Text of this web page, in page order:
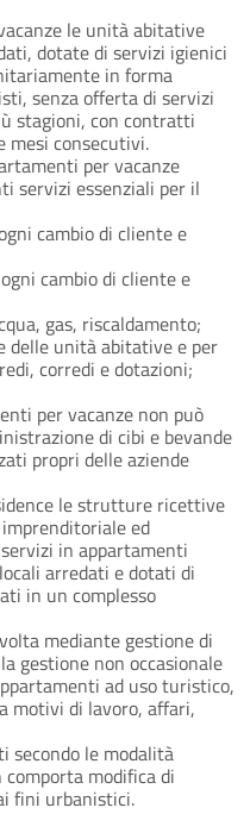
le unità abitative
dotate di servizi igienici
in forma
senza offerta di servizi
stagioni, con contratti
mesi consecutivi.
per vacanze
servizi essenziali per il
cambio di cliente e
cambio di cliente e
gas, riscaldamento;
delle unità abitative e per
corredi e dotazioni;
per vacanze non può
di cibi e bevande
propri delle aziende
le strutture ricettive
ed
in appartamenti
arredati e dotati di
in un complesso
mediante gestione di
gestione non occasionale
ad uso turistico,
motivi di lavoro, affari,
secondo le modalità
modifica di
fini urbanistici.